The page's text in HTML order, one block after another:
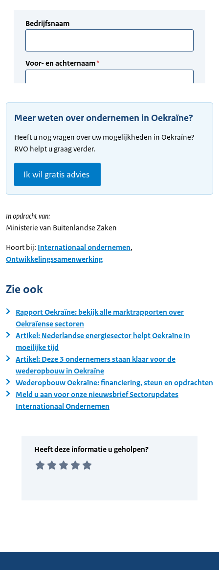
Meer weten over ondernemen in Oekraïne?
Heeft u nog vragen over uw mogelijkheden in Oekraïne?
RVO helpt u graag verder.
Ik wil gratis advies
In opdracht van:
Ministerie van Buitenlandse Zaken
Hoort bij: Internationaal ondernemen,
Ontwikkelingssamenwerking
Zie ook
Rapport Oekraïne: bekijk alle marktrapporten over
Oekraïense sectoren
Artikel: Nederlandse energiesector helpt Oekraïne in
moeilijke tijd
Artikel: Deze 3 ondernemers staan klaar voor de
wederopbouw in Oekraïne
Wederopbouw Oekraïne: financiering, steun en opdrachten
Meld u aan voor onze nieuwsbrief Sectorupdates
Internationaal Ondernemen